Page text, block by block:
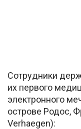
Сотрудники
их первого
электронного
острове Родос,
Verhaegen):